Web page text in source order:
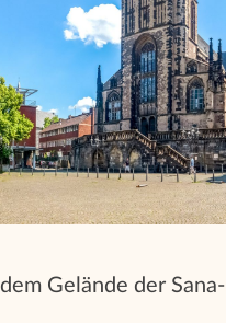
dem Gelände der